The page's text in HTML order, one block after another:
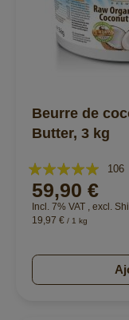
Beurre de
Butter, 3 kg
Évaluation:
100%
106
59,90 €
Incl. 7% VAT excl.
19,97 € / 1 kg